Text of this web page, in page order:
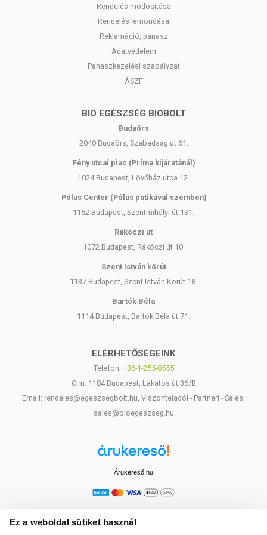
Ez a weboldal sütiket használ
Felhasználható (hónap/év): a csomagoláson feltüntetett
Natureland Egészségcentrum Zrt.
A termék nem belső fogyasztásra szánt. A termék nem gyógyít
Betegség esetén konzultáljon kezelőorvosával mielőtt
adagot! Ne használja irritált vagy sérült bőrön! Ne használja, ha
bármelyik összetevőre érzékeny vagy allergiás! Bőrirritáció
esetén szüntesse meg a használatát! Gyermekektől elzárva
Rendelés módosítása
Rendelés lemondása
Reklamáció, panasz
Adatvédelem
Panaszkezelési szabályzat
ÁSZF
BIO EGÉSZSÉG BIOBOLT
Budaörs
2040 Budaörs, Szabadság út 61.
Fény utcai piac (Príma kijáratánál)
1024 Budapest, Lövőház utca 12.
Pólus Center (Pólus patikával szemben)
1152 Budapest, Szentmihályi út 131.
Rákóczi út
1072 Budapest, Rákóczi út 10.
Szent István körút
1137 Budapest, Szent István Körút 18.
Bartók Béla
1114 Budapest, Bartók Béla út 71.
ELÉRHETŐSÉGEINK
Telefon: +36-1-255-0555
Cím: 1184 Budapest, Lakatos út 36/B
Email: rendeles@egeszsegbolt.hu, Viszonteladói - Partneri - Sales:
sales@bioegeszseg.hu
Árukereső.hu